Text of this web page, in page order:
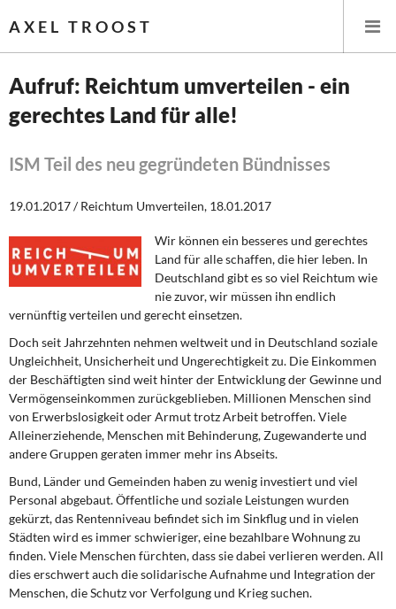
AXEL TROOST
Startseite
Themen
Leitlinien linker Wirtschafts- und Finanzpolitik
Wirtschaftspolitik
Steuer- und Finanzpolitik
Öffentliche Infrastruktur und Daseinsvorsorge
Eurokrise und Griechenland
DIE LINKE
Weitere Themen
Memo-Gruppe
Institut Solidarische Moderne
Rosa-Luxemburg-Stiftung
Aufruf: Reichtum umverteilen - ein
gerechtes Land für alle!
ISM Teil des neu gegründeten Bündnisses
19.01.2017 / Reichtum Umverteilen, 18.01.2017
Wir können ein besseres und gerechtes
Land für alle schaffen, die hier leben. In
Deutschland gibt es so viel Reichtum wie
nie zuvor, wir müssen ihn endlich
vernünftig verteilen und gerecht einsetzen.
Doch seit Jahrzehnten nehmen weltweit und in Deutschland soziale
Ungleichheit, Unsicherheit und Ungerechtigkeit zu. Die Einkommen
der Beschäftigten sind weit hinter der Entwicklung der Gewinne und
Vermögenseinkommen zurückgeblieben. Millionen Menschen sind
von Erwerbslosigkeit oder Armut trotz Arbeit betroffen. Viele
Alleinerziehende, Menschen mit Behinderung, Zugewanderte und
andere Gruppen geraten immer mehr ins Abseits.
Bund, Länder und Gemeinden haben zu wenig investiert und viel
Personal abgebaut. Öffentliche und soziale Leistungen wurden
gekürzt, das Rentenniveau befindet sich im Sinkflug und in vielen
Städten wird es immer schwieriger, eine bezahlbare Wohnung zu
finden. Viele Menschen fürchten, dass sie dabei verlieren werden. All
dies erschwert auch die solidarische Aufnahme und Integration der
Menschen, die Schutz vor Verfolgung und Krieg suchen.